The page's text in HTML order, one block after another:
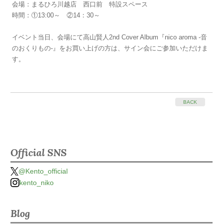
会場：まるひろ川越店 西口前 特設スペース
時間：①13:00～ ②14：30～
イベント当日、会場にて高山賢人2nd Cover Album『nico aroma -音
のおくりもの-』をお買い上げの方は、サイン会にご参加いただけま
す。
BACK
Official SNS
@Kento_official
kento_niko
Blog